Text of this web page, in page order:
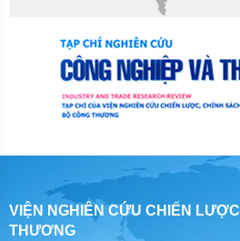
VIỆN NGHIÊN CỨU CHIẾN
THƯƠNG